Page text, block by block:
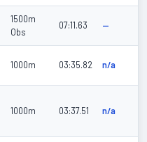
1500m
Obs
07:11.63 —
1000m 03:35.82 n/a
1000m 03:37.51 n/a